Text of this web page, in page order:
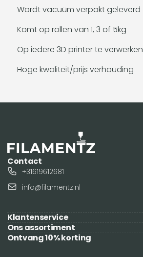
Wordt vacuüm verpakt geleverd
Komt op rollen van 1, 3 of 5kg
Op iedere 3D printer te verwerken
Hoge kwaliteit/prijs verhouding
Contact
+31619612681
info@filamentz.nl
Klantenservice
Ons assortiment
Ontvang 10% korting